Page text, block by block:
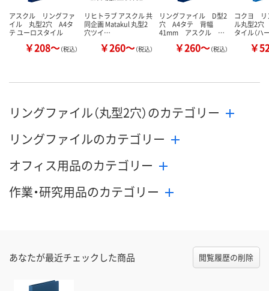
アスクル リングファ
イル 丸型2穴 A4タ
テ ユーロスタイル
￥208～（税込）
リヒトラブ アスクル 共
同企画 Matakul 丸型2
穴ツイ…
￥260～（税込）
リングファイル D型2
穴 A4タテ 背幅
41mm アスクル …
￥260～（税込）
コクヨ リ
ル丸型2
タイル（
￥
リングファイル（丸型2穴）のカテゴリー
リングファイルのカテゴリー
オフィス用品のカテゴリー
作業・研究用品のカテゴリー
あなたが最近チェックした商品 閲覧履歴の削除